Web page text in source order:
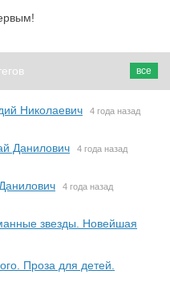
все
Николаевич 4 года назад
Данилович 4 года назад
4 года назад
звезды. Новейшая
Проза для детей.